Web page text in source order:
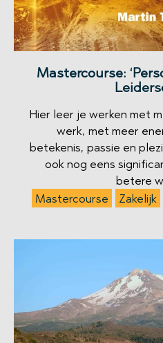
Mastercourse:
Hier leer je werken met
werk, met meer
betekenis, passie en
ook nog eens
betere
Mastercourse
Zakelijk